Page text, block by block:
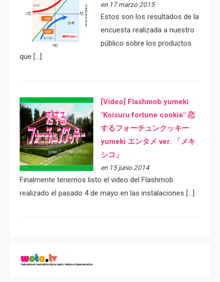
en 17 marzo 2015
Estos son los resultados de la
encuesta realizada a nuestro
público sobre los productos
que […]
[Video] Flashmob yumeki
"Koisuru fortune cookie" 恋
するフォーチュンクッキー
yumeki エンタメ ver. 「メキ
シコ」
en 15 junio 2014
Finalmente tenemos listo el video del Flashmob
realizado el pasado 4 de mayo en las instalaciones […]